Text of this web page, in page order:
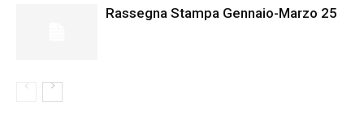
Rassegna Stampa Gennaio-Marzo 25